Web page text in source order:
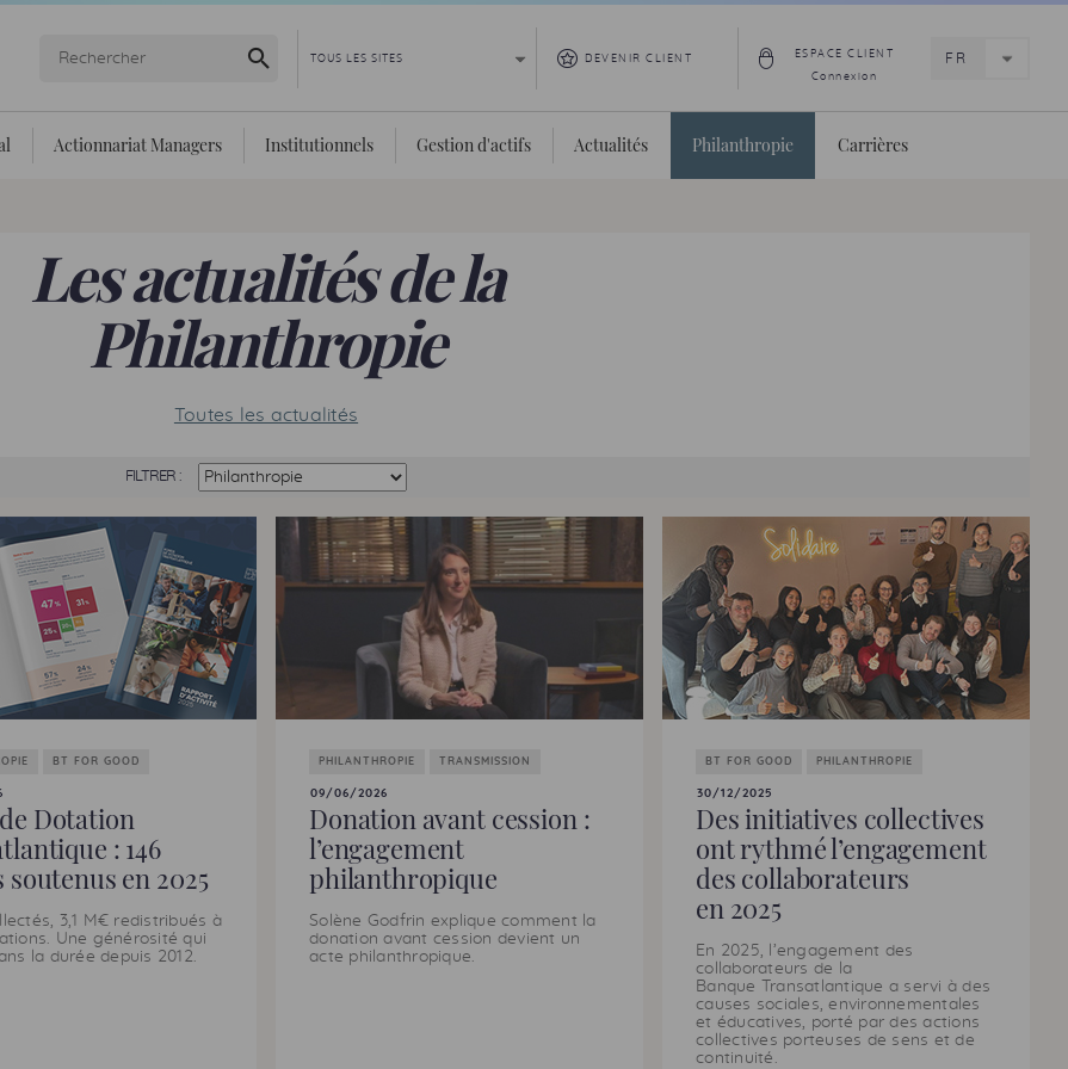
Lancer la recherche DEVENIR CLIENT ESPACE CLIENT
Connexion
Actionnariat Managers Institutionnels Gestion d'actifs Actualités Philanthropie Carrières
Les actualités de la
Philanthropie
Toutes les actualités
FILTRER :
BT FOR GOOD
Dotation
: 146
en 2025
3,1 M€ redistribués à
Une générosité qui
la durée depuis 2012.
PHILANTHROPIE TRANSMISSION
09/06/2026
Donation avant cession :
l’engagement
philanthropique
Solène Godfrin explique comment la
donation avant cession devient un
acte philanthropique.
BT FOR GOOD PHILANTHROPIE
30/12/2025
Des initiatives collectives
ont rythmé l’engagement
des collaborateurs
en 2025
En 2025, l’engagement des
collaborateurs de la
Banque Transatlantique a servi à des
causes sociales, environnementales
et éducatives, porté par des actions
collectives porteuses de sens et de
continuité.